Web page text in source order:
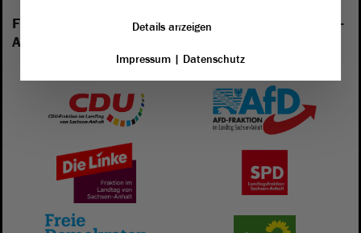
Folgende Fraktionen sind im Landtag von Sachsen-
Anhalt vertreten:
Details anzeigen
Impressum| Datenschutz